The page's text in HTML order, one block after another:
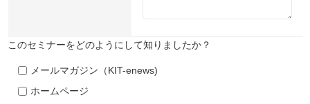
このセミナーをどのようにして知りましたか？
メールマガジン（KIT-enews)
ホームページ